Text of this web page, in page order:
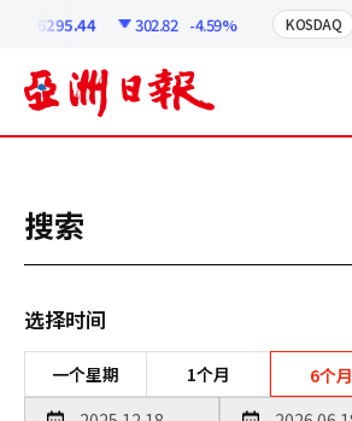
6295.44 302.82 -4.59% KOSDAQ
搜索
选择时间
一个星期 1个月 6个月